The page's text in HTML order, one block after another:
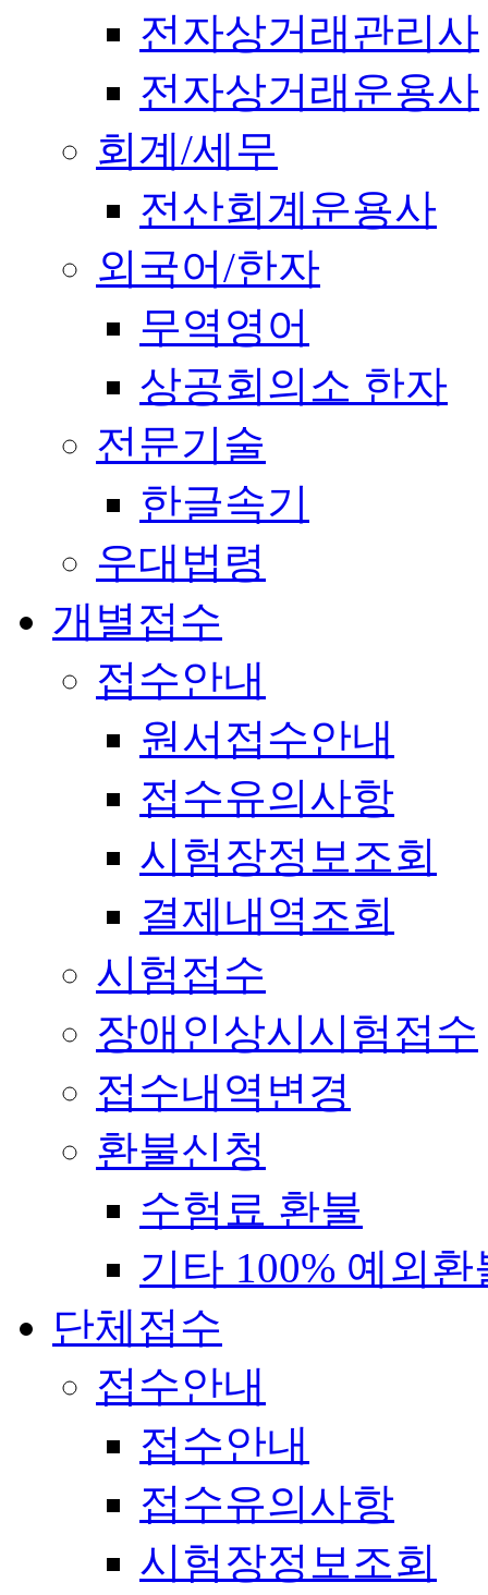
전자상거래관리사
전자상거래운용사
회계/세무
전산회계운용사
외국어/한자
무역영어
상공회의소 한자
전문기술
한글속기
우대법령
개별접수
접수안내
원서접수안내
접수유의사항
시험장정보조회
결제내역조회
시험접수
장애인상시시험접수
접수내역변경
환불신청
수험료 환불
기타 100% 예외환
단체접수
접수안내
접수안내
접수유의사항
시험장정보조회